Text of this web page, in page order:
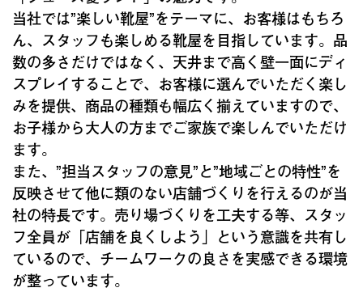
当社では”楽しい靴屋”をテーマに、お客様はもちろ
ん、スタッフも楽しめる靴屋を目指しています。品
数の多さだけではなく、天井まで高く壁一面にディ
スプレイすることで、お客様に選んでいただく楽し
みを提供、商品の種類も幅広く揃えていますので、
お子様から大人の方までご家族で楽しんでいただけ
ます。
また、”担当スタッフの意見”と”地域ごとの特性”を
反映させて他に類のない店舗づくりを行えるのが当
社の特長です。売り場づくりを工夫する等、スタッ
フ全員が「店舗を良くしよう」という意識を共有し
ているので、チームワークの良さを実感できる環境
が整っています。